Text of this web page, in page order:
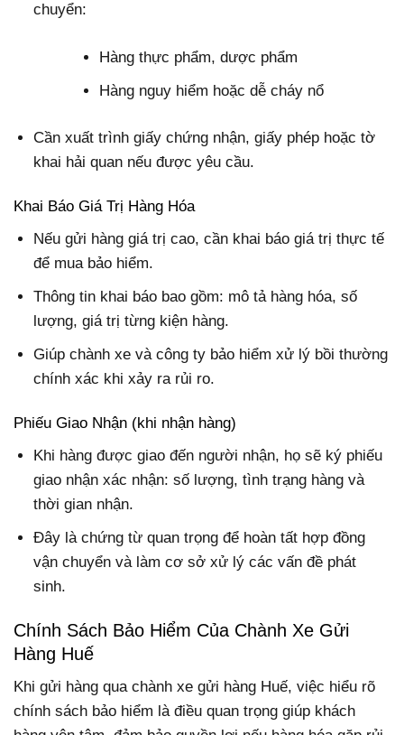
chuyển:
Hàng thực phẩm, dược phẩm
Hàng nguy hiểm hoặc dễ cháy nổ
Cần xuất trình giấy chứng nhận, giấy phép hoặc tờ
khai hải quan nếu được yêu cầu.
Khai Báo Giá Trị Hàng Hóa
Nếu gửi hàng giá trị cao, cần khai báo giá trị thực tế
để mua bảo hiểm.
Thông tin khai báo bao gồm: mô tả hàng hóa, số
lượng, giá trị từng kiện hàng.
Giúp chành xe và công ty bảo hiểm xử lý bồi thường
chính xác khi xảy ra rủi ro.
Phiếu Giao Nhận (khi nhận hàng)
Khi hàng được giao đến người nhận, họ sẽ ký phiếu
giao nhận xác nhận: số lượng, tình trạng hàng và
thời gian nhận.
Đây là chứng từ quan trọng để hoàn tất hợp đồng
vận chuyển và làm cơ sở xử lý các vấn đề phát
sinh.
Chính Sách Bảo Hiểm Của Chành Xe Gửi
Hàng Huế
Khi gửi hàng qua chành xe gửi hàng Huế, việc hiểu rõ
chính sách bảo hiểm là điều quan trọng giúp khách